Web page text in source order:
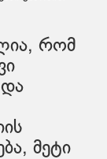
რომ
და
მეტი